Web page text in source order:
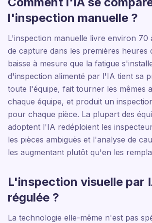
l'inspection manuelle ?
L'inspection manuelle livre environ 70
de capture dans les premières heures
baisse à mesure que la fatigue
d'inspection alimenté par l'IA tient sa
toute l'équipe, fait tourner les mêmes
chaque équipe, et produit un
pour chaque pièce. La plupart des
adoptent l'IA redéploient les
les pièces ambiguës et l'analyse de
les augmentant plutôt qu'en les
L'inspection visuelle par
régulée ?
La technologie elle-même n'est pas